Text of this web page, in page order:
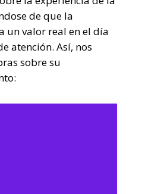
de que la
un valor real en el día
atención. Así, nos
sobre su